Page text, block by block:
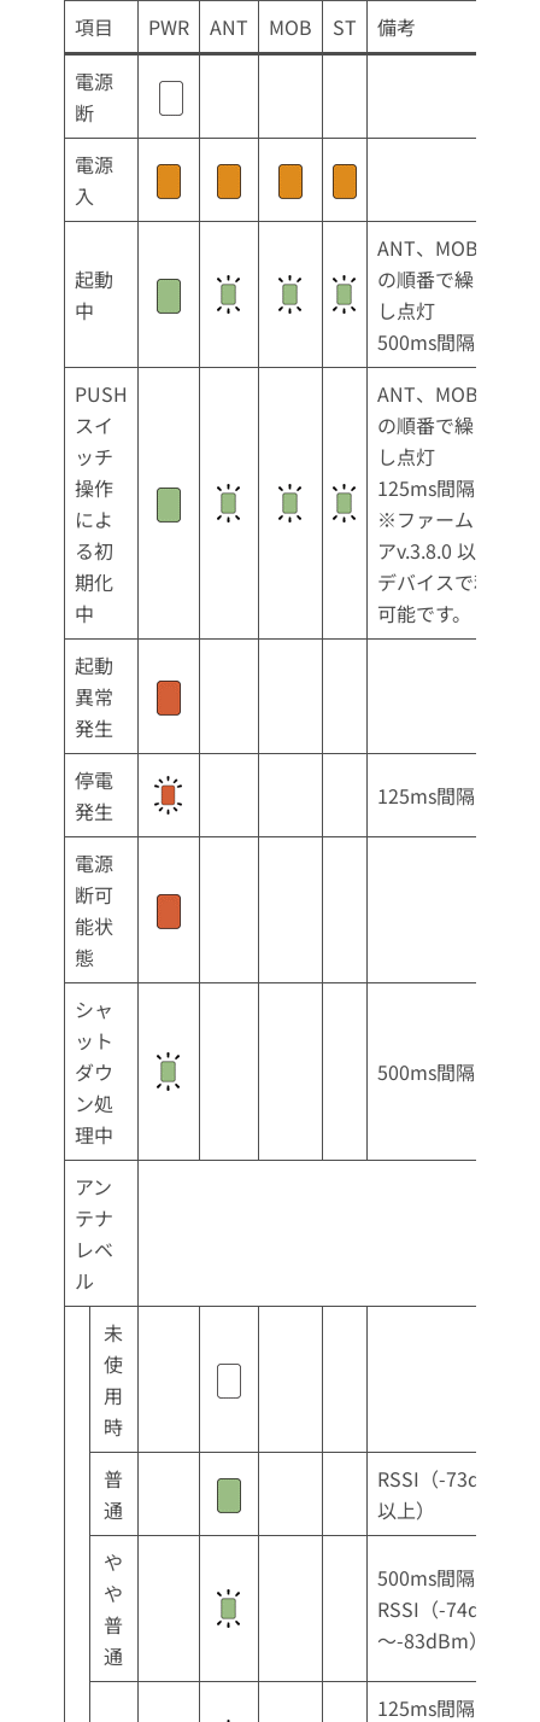
項目 PWR ANT MOB ST
備考
電源
断
電源
入
起動
中
ANT、MOB、ST
の順番で繰り返
し点灯
500ms間隔
PUSH
スイ
ッチ
操作
によ
る初
期化
中
ANT、MOB、ST
の順番で繰り返
し点灯
125ms間隔
※ファームウェ
アv.3.8.0 以降の
デバイスで利用
可能です。
起動
異常
発生
停電
発生
125ms間隔
電源
断可
能状
態
シャ
ット
ダウ
ン処
理中
500ms間隔
アン
テナ
レベ
ル
未
使
用
時
普
通
RSSI（-73dBm
以上）
や
や
普
通
500ms間隔
RSSI（-74dBm
～-83dBm）
125ms間隔